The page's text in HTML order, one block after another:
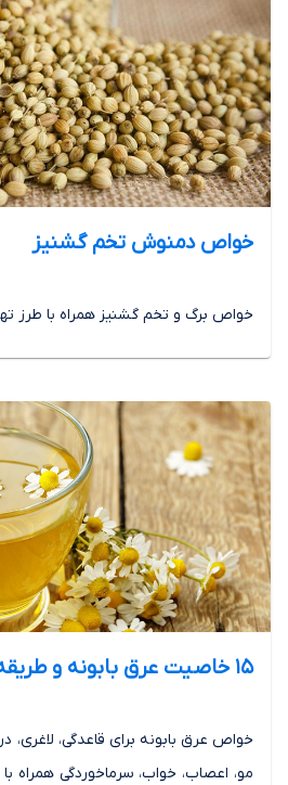
خواص دمنوش تخم گشنیز
خواص برگ و تخم گشنیز همراه با طرز
15 خاصیت عرق بابونه و طریقه مصرف آن
خواص عرق بابونه برای قاعدگی،
مو، اعصاب، خواب، سرماخوردگی همراه